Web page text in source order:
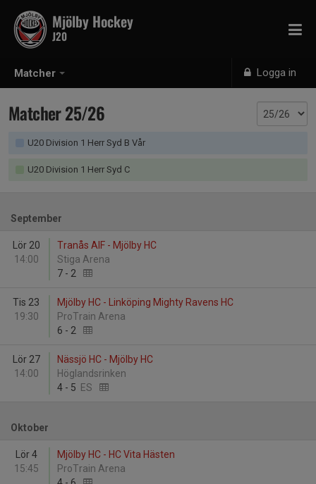
Matcher Logga in
Mjölby Hockey
J20
Matcher 25/26
U20 Division 1 Herr Syd B Vår
U20 Division 1 Herr Syd C
September
Lör 20
14:00
Tranås AIF - Mjölby HC
Stiga Arena
7 - 2
Tis 23
19:30
Mjölby HC - Linköping Mighty Ravens HC
ProTrain Arena
6 - 2
Lör 27
14:00
Nässjö HC - Mjölby HC
Höglandsrinken
4 - 5 ES
Oktober
Lör 4
15:45
Mjölby HC - HC Vita Hästen
ProTrain Arena